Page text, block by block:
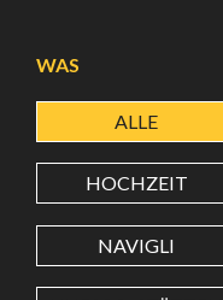
BREITENGRAD
LÄNGENGRAD
WAS
ALLE
HOCHZEIT
NAVIGLI